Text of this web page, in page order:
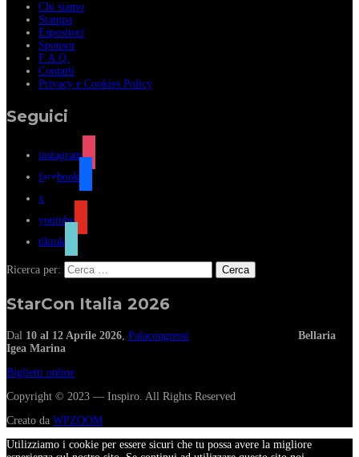
Chi siamo
Stampa
Espositori
Sponsor
F.A.Q.
Contatti
Privacy e Cookies Policy
Seguici
instagram
facebook
x
youtube
tiktok
Ricerca per:
StarCon Italia 2026
Dal 10 al 12 Aprile 2026, Palacongressi
Bellaria
Igea Marina
Biglietti online
Copyright © 2023 — Inspiro. All Rights Reserved
Creato da WPZOOM
Utilizziamo i cookie per essere sicuri che tu possa avere la migliore